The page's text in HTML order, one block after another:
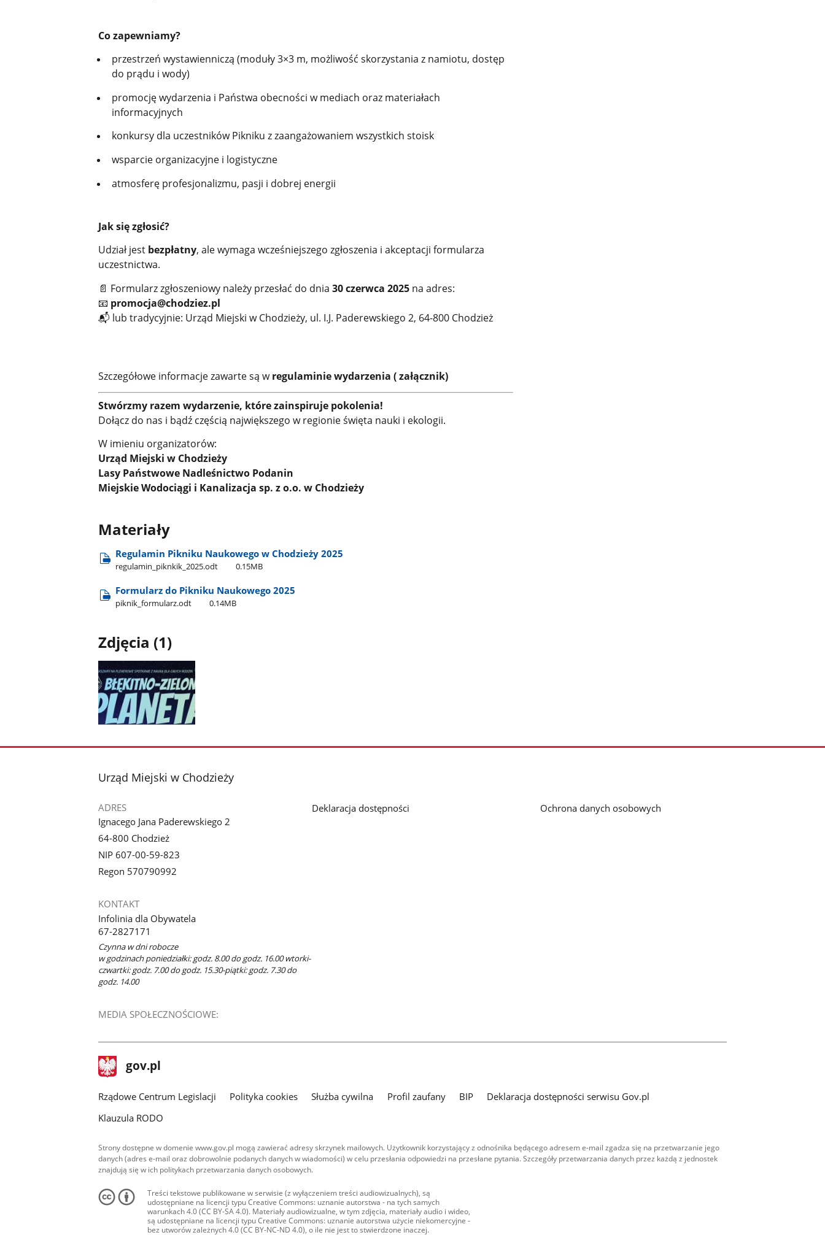
Co zapewniamy?
przestrzeń wystawienniczą (moduły 3×3 m, możliwość skorzystania z namiotu, dostęp
do prądu i wody)
promocję wydarzenia i Państwa obecności w mediach oraz materiałach
informacyjnych
konkursy dla uczestników Pikniku z zaangażowaniem wszystkich stoisk
wsparcie organizacyjne i logistyczne
atmosferę profesjonalizmu, pasji i dobrej energii
Jak się zgłosić?
Udział jest bezpłatny, ale wymaga wcześniejszego zgłoszenia i akceptacji formularza
uczestnictwa.
📄 Formularz zgłoszeniowy należy przesłać do dnia 30 czerwca 2025na adres:
📧 promocja@chodziez.pl
📬 lub tradycyjnie: Urząd Miejski w Chodzieży, ul. I.J. Paderewskiego 2, 64-800 Chodzież
Szczegółowe informacje zawarte są wregulaminie wydarzenia ( załącznik)
Stwórzmy razem wydarzenie, które zainspiruje pokolenia!
Dołącz do nas i bądź częścią największego w regionie święta nauki i ekologii.
W imieniu organizatorów:
Urząd Miejski w Chodzieży
Lasy Państwowe Nadleśnictwo Podanin
Miejskie Wodociągi i Kanalizacja sp. z o.o. w Chodzieży
Materiały
Regulamin Pikniku Naukowego w Chodzieży 2025
regulamin​_piknkik​_2025.odt 0.15MB
Formularz do Pikniku Naukowego 2025
piknik​_formularz.odt 0.14MB
Zdjęcia (1)
galerii.
stopka
Urząd Miejski w Chodzieży
ADRES
Ignacego Jana Paderewskiego 2
64-800 Chodzież
NIP 607-00-59-823
Regon 570790992
KONTAKT
Infolinia dla Obywatela
67-2827171
Czynna w dni robocze
w godzinach poniedziałki: godz. 8.00 do godz. 16.00 wtorki-
czwartki: godz. 7.00 do godz. 15.30-piątki: godz. 7.30 do
godz. 14.00
MEDIA SPOŁECZNOŚCIOWE:
Deklaracja dostępności Ochrona danych osobowych
stopka
gov.pl Strona
gov.pl
Rządowe Centrum Legislacji Polityka cookies Służba cywilna Profil zaufany BIP
Deklaracja dostępności serwisu Gov.pl
Klauzula RODO
Strony dostępne w domenie www.gov.pl mogą zawierać adresy skrzynek mailowych. Użytkownik korzystający z odnośnika będącego adresem e-mail zgadza się na przetwarzanie jego
danych (adres e-mail oraz dobrowolnie podanych danych w wiadomości) w celu przesłania odpowiedzi na przesłane pytania. Szczegóły przetwarzania danych przez każdą z jednostek
znajdują się w ich politykach przetwarzania danych osobowych.
Treści tekstowe publikowane w serwisie (z wyłączeniem treści audiowizualnych), są
udostępniane na licencji typu Creative Commons: uznanie autorstwa - na tych samych
warunkach 4.0 (CC BY-SA 4.0). Materiały audiowizualne, w tym zdjęcia, materiały audio i wideo,
są udostępniane na licencji typu Creative Commons: uznanie autorstwa użycie niekomercyjne -
bez utworów zależnych 4.0 (CC BY-NC-ND 4.0), o ile nie jest to stwierdzone inaczej.